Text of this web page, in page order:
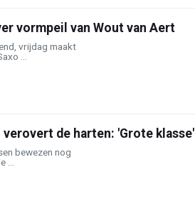
vormpeil van Wout van Aert
vrijdag maakt
...
de harten: 'Grote klasse'
bewezen nog